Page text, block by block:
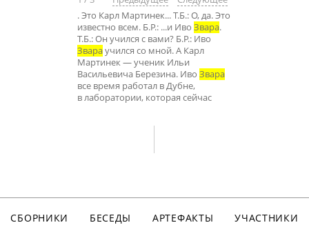
. Это Карл Мартинек... Т.Б.: О, да. Это
известно всем. Б.Р.: ...и Иво Звара.
Т.Б.: Он учился с вами? Б.Р.: Иво
Звараучился со мной. А Карл
Мартинек — ученик Ильи
Васильевича Березина. Иво Звара
все время работал в Дубне,
в лаборатории, которая сейчас
СБОРНИКИ БЕСЕДЫ АРТЕФАКТЫ
УЧАСТНИКИ